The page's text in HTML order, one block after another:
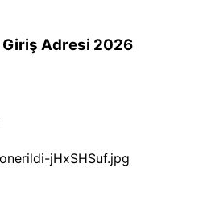
Giriş Adresi 2026